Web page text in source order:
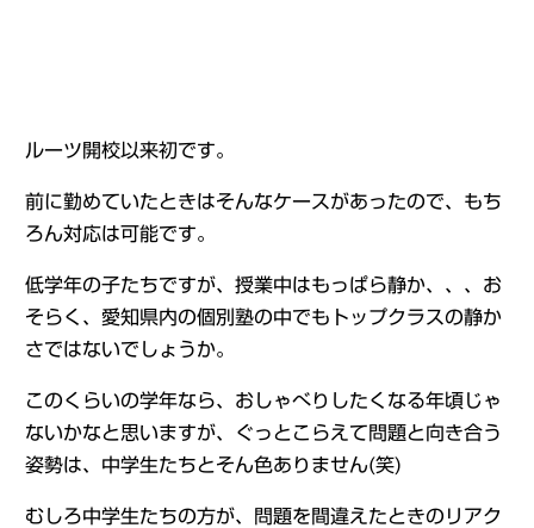
ルーツ開校以来初です。
前に勤めていたときはそんなケースがあったので、もち
ろん対応は可能です。
低学年の子たちですが、授業中はもっぱら静か、、、お
そらく、愛知県内の個別塾の中でもトップクラスの静か
さではないでしょうか。
このくらいの学年なら、おしゃべりしたくなる年頃じゃ
ないかなと思いますが、ぐっとこらえて問題と向き合う
姿勢は、中学生たちとそん色ありません(笑)
むしろ中学生たちの方が、問題を間違えたときのリアク